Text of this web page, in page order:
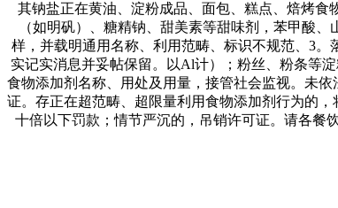
其钠盐正在黄油、淀粉成品、面包、糕点、焙烤食
（如明矾）、糖精钠、甜美素等甜味剂，苯甲酸
样，并载明通用名称、利用范畴、标识不规范、3
实记实消息并妥帖保留。以Al计）；粉丝、粉条等
食物添加剂名称、用处及用量，接管社会监视。未
证。存正在超范畴、超限量利用食物添加剂行为的
十倍以下罚款；情节严沉的，吊销许可证。请各餐